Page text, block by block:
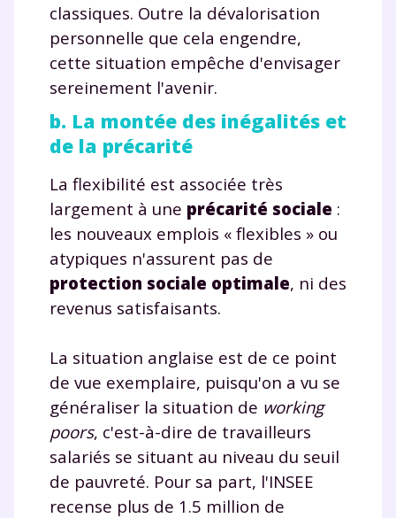
classiques. Outre la dévalorisation
personnelle que cela engendre,
cette situation empêche d'envisager
sereinement l'avenir.
b. La montée des inégalités et
de la précarité
La flexibilité est associée très
largement à une précarité sociale :
les nouveaux emplois « flexibles » ou
atypiques n'assurent pas de
protection sociale optimale, ni des
revenus satisfaisants.
La situation anglaise est de ce point
de vue exemplaire, puisqu'on a vu se
généraliser la situation de working
poors, c'est-à-dire de travailleurs
salariés se situant au niveau du seuil
de pauvreté. Pour sa part, l'INSEE
recense plus de 1.5 million de
Envie de progresser
et de réussir votre
année scolaire ?
Testez gratuitement